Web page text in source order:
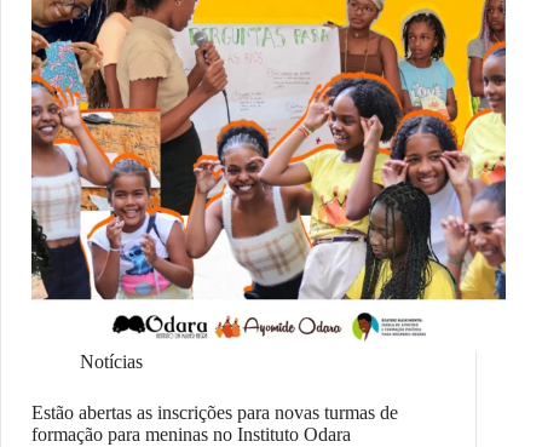
Notícias
Estão abertas as inscrições para novas turmas de
formação para meninas no Instituto Odara